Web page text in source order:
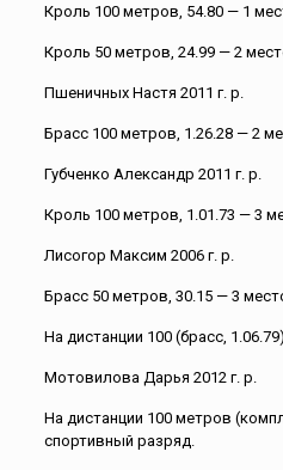
Кроль 100 метров, 54.80 — 1
Кроль 50 метров, 24.99 — 2
Пшеничных Настя 2011 г. р.
Брасс 100 метров, 1.26.28 — 2
Губченко Александр 2011 г. р.
Кроль 100 метров, 1.01.73 — 3
Лисогор Максим 2006 г. р.
Брасс 50 метров, 30.15 — 3
На дистанции 100 (брасс,
Мотовилова Дарья 2012 г. р.
На дистанции 100 метров
спортивный разряд.